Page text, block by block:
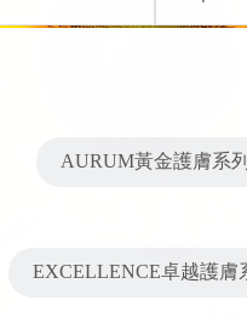
AURUM黃金護膚系列
EXCELLENCE卓越護膚